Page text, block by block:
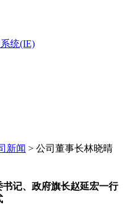
统(IE)
新闻 > 公司董事长林晓晴
记、政府旗长赵延宏一行